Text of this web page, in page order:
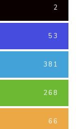
2
53
381
268
66